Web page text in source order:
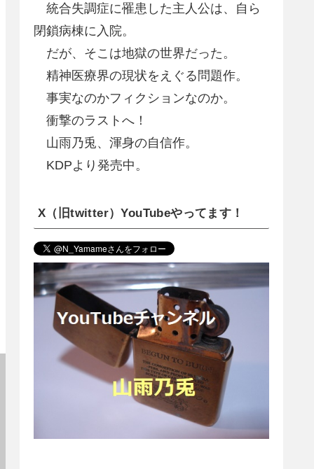
統合失調症に罹患した主人公は、自ら
閉鎖病棟に入院。
だが、そこは地獄の世界だった。
精神医療界の現状をえぐる問題作。
事実なのかフィクションなのか。
衝撃のラストへ！
山雨乃兎、渾身の自信作。
KDPより発売中。
X（旧twitter）YouTubeやってます！